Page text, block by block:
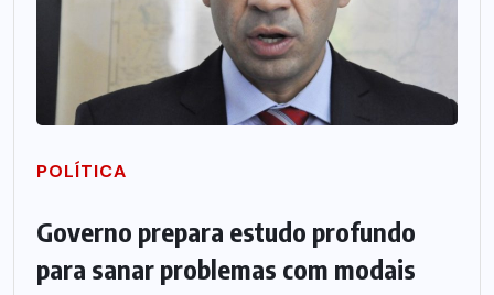
POLÍTICA
Governo prepara estudo profundo
para sanar problemas com modais